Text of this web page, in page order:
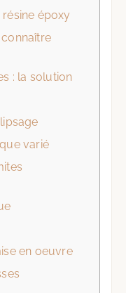
époxy
: la solution
varié
en oeuvre